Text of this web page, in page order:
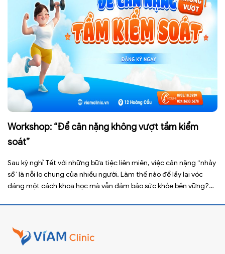
Workshop: “Để cân nặng không vượt tầm kiểm
soát”
Sau kỳ nghỉ Tết với những bữa tiệc liên miên, việc cân nặng “nhảy
số” là nỗi lo chung của nhiều người. Làm thế nào để lấy lại vóc
dáng một cách khoa học mà vẫn đảm bảo sức khỏe bền vững?